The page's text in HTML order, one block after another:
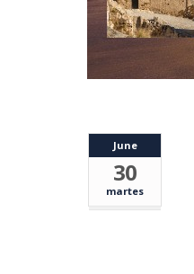
martes
June
30